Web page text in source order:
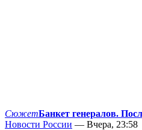
СюжетБанкет генералов.
Новости России — Вчера, 23:58